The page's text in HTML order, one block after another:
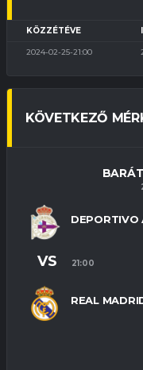
KÖZZÉTÉVE
2024-02-25-21:00
KÖVETKEZŐ
DEPORTIVO
REAL
VS 21:00